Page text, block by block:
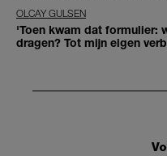
OLCAY GULSEN
'Toen kwam dat formulier:
dragen? Tot mijn eigen